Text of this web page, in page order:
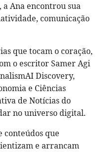
a Ana encontrou sua
comunicação
que tocam o coração,
o escritor Samer Agi
Discovery,
e Ciências
de Notícias do
no universo digital.
conteúdos que
e arrancam